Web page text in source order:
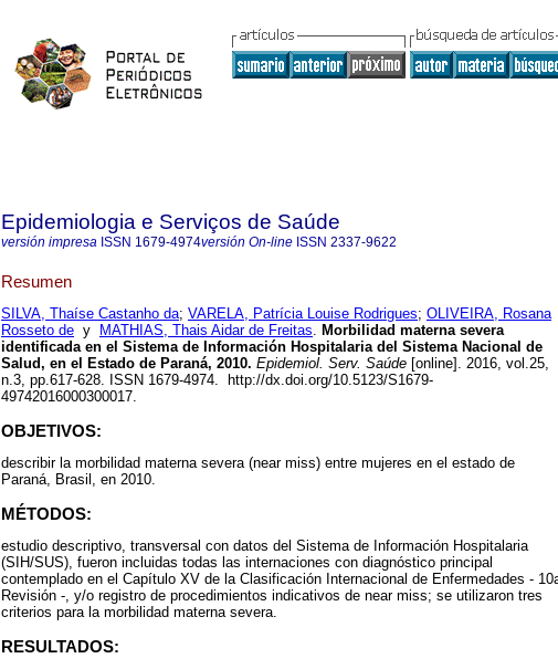
Epidemiologia e Serviços de Saúde
versión impresa ISSN 1679-4974versión On-line ISSN 2337-9622
Resumen
SILVA, Thaíse Castanho da; VARELA, Patrícia Louise Rodrigues; OLIVEIRA, Rosana
Rosseto de y MATHIAS, Thais Aidar de Freitas. Morbilidad materna severa
identificada en el Sistema de Información Hospitalaria del Sistema Nacional de
Salud, en el Estado de Paraná, 2010. Epidemiol. Serv. Saúde [online]. 2016, vol.25,
n.3, pp.617-628. ISSN 1679-4974. http://dx.doi.org/10.5123/S1679-
49742016000300017.
OBJETIVOS:
describir la morbilidad materna severa (near miss) entre mujeres en el estado de
Paraná, Brasil, en 2010.
MÉTODOS:
estudio descriptivo, transversal con datos del Sistema de Información Hospitalaria
(SIH/SUS), fueron incluidas todas las internaciones con diagnóstico principal
contemplado en el Capítulo XV de la Clasificación Internacional de Enfermedades -
Revisión -, y/o registro de procedimientos indicativos de near miss; se utilizaron tres
criterios para la morbilidad materna severa.
RESULTADOS: